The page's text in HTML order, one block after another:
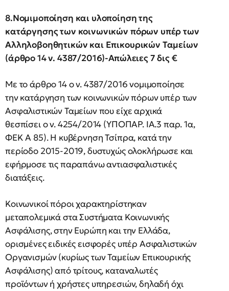
8.Νομιμοποίηση και υλοποίηση της
κατάργησης των κοινωνικών πόρων υπέρ των
Αλληλοβοηθητικών και Επικουρικών Ταμείων
(άρθρο 14 ν. 4387/2016)-Απώλειες 7 δις €
Με το άρθρο 14 ο ν. 4387/2016 νομιμοποίησε
την κατάργηση των κοινωνικών πόρων υπέρ των
Ασφαλιστικών Ταμείων που είχε αρχικά
θεσπίσει ο ν. 4254/2014 (ΥΠΟΠΑΡ. ΙΑ.3 παρ. 1α,
ΦΕΚ Α 85). Η κυβέρνηση Τσίπρα, κατά την
περίοδο 2015-2019, δυστυχώς ολοκλήρωσε και
εφήρμοσε τις παραπάνω αντιασφαλιστικές
διατάξεις.
Κοινωνικοί πόροι χαρακτηρίστηκαν
μεταπολεμικά στα Συστήματα Κοινωνικής
Ασφάλισης, στην Ευρώπη και την Ελλάδα,
ορισμένες ειδικές εισφορές υπέρ Ασφαλιστικών
Οργανισμών (κυρίως των Ταμείων Επικουρικής
Ασφάλισης) από τρίτους, καταναλωτές
προϊόντων ή χρήστες υπηρεσιών, δηλαδή όχι